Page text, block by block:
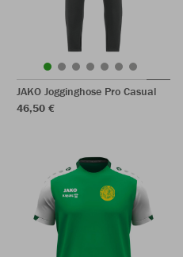
JAKO Jogginghose Pro Casual
46,50 €